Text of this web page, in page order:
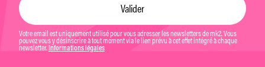
Votre email est uniquement utilisé pour vous adresser les newsletters de mk2. Vous
pouvez vous y désinscrire à tout moment via le lien prévu à cet effet intégré à chaque
newsletter. Informations légales